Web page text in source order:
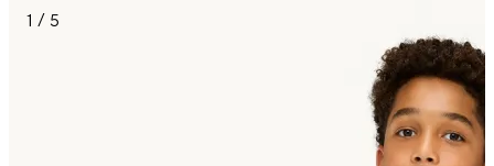
1 / 5